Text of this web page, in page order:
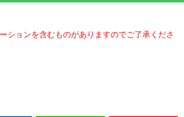
ョンを含むものがありますのでご了承くださ